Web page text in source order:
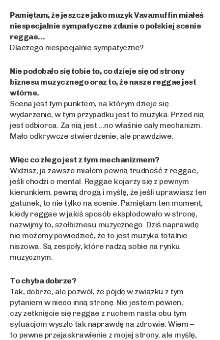
Pamiętam, że jeszcze jako muzyk Vavamuffin miałeś
niespecjalnie sympatyczne zdanie o polskiej scenie
reggae…
Dlaczego niespecjalnie sympatyczne?
Nie podobało się tobie to, co dzieje się od strony
biznesu muzycznego oraz to, że nasze reggae jest
wtórne.
Scena jest tym punktem, na którym dzieje się
wydarzenie, w tym przypadku jest to muzyka. Przed nią
jest odbiorca. Za nią jest …no właśnie cały mechanizm.
Mało odkrywcze stwierdzenie, ale prawdziwe.
Więc co złego jest z tym mechanizmem?
Widzisz, ja zawsze miałem pewną trudność z reggae,
jeśli chodzi o mental. Reggae kojarzy się z pewnym
kierunkiem, pewną drogą i myślę, że jeśli uprawiasz ten
gatunek, to nie tylko na scenie. Pamiętam ten moment,
kiedy reggae w jakiś sposób eksplodowało w stronę,
nazwijmy to, szołbiznesu muzycznego. Dziś naprawdę
nie możemy powiedzieć, że to jest muzyka totalnie
niszowa. Są zespoły, które radzą sobie na rynku
muzycznym.
To chyba dobrze?
Tak, dobrze, ale pozwól, że pójdę w związku z tym
pytaniem w nieco inną stronę. Nie jestem pewien,
czy zetknięcie się reggae z ruchem rasta obu tym
sytuacjom wyszło tak naprawdę na zdrowie. Wiem –
to pewne przejaskrawienie z mojej strony, ale myślę,